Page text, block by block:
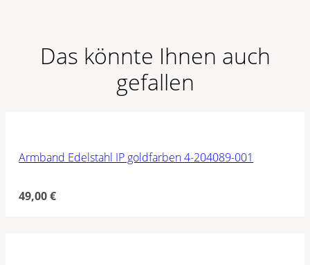
Das könnte Ihnen auch
gefallen
Armband Edelstahl IP goldfarben 4-204089-001
49,00€